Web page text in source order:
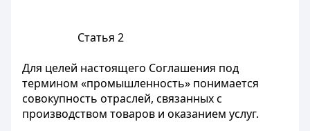
Статья 2
Для целей настоящего Соглашения под
термином «промышленность» понимается
совокупность отраслей, связанных с
производством товаров и оказанием услуг.